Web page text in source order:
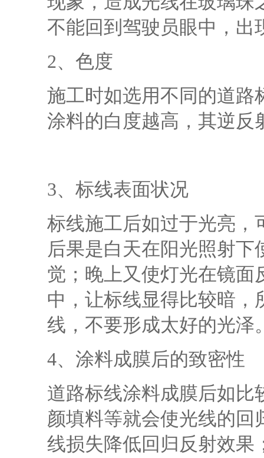
不能回到驾驶员眼中，出
2、色度
施工时如选用不同的道路
涂料的白度越高，其逆反
3、标线表面状况
标线施工后如过于光亮，
后果是白天在阳光照射
觉；晚上又使灯光在镜面
中，让标线显得比较暗，
线，不要形成太好的光泽
4、涂料成膜后的致密性
道路标线涂料成膜后如比
颜填料等就会使光线的
线损失降低回归反射效果